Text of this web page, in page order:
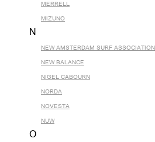
MERRELL
MIZUNO
N
NEW AMSTERDAM SURF ASSOCIATION
NEW BALANCE
NIGEL CABOURN
NORDA
NOVESTA
NUW
O